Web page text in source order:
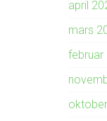
april
mars
februar